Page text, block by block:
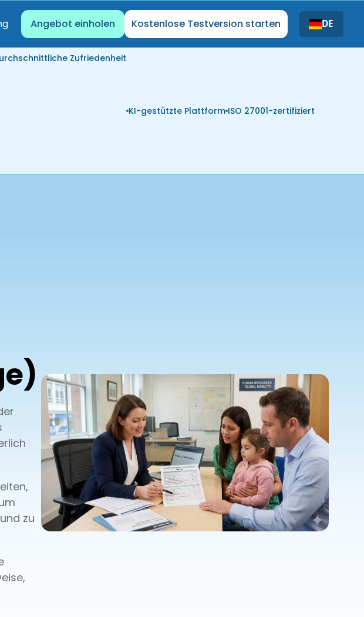
Angebot einholen Kostenlose Testversion starten DE
Zufriedenheit
KI-gestützte Plattform ISO 27001-zertifiziert
zu